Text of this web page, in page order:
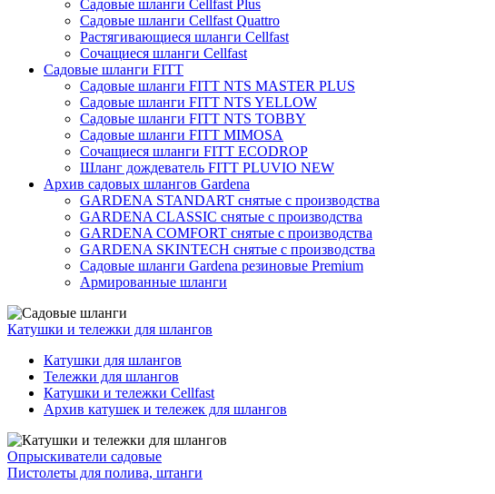
Садовые шланги Cellfast Plus
Садовые шланги Cellfast Quattro
Растягивающиеся шланги Cellfast
Сочащиеся шланги Cellfast
Садовые шланги FITT
Садовые шланги FITT NTS MASTER PLUS
Садовые шланги FITT NTS YELLOW
Садовые шланги FITT NTS TOBBY
Садовые шланги FITT MIMOSA
Сочащиеся шланги FITT ECODROP
Шланг дождеватель FITT PLUVIO NEW
Архив садовых шлангов Gardena
GARDENA STANDART снятые с производства
GARDENA CLASSIC снятые с производства
GARDENA COMFORT снятые с производства
GARDENA SKINTECH снятые с производства
Садовые шланги Gardena резиновые Premium
Армированные шланги
Катушки и тележки для шлангов
Катушки для шлангов
Тележки для шлангов
Катушки и тележки Cellfast
Архив катушек и тележек для шлангов
Опрыскиватели садовые
Пистолеты для полива, штанги